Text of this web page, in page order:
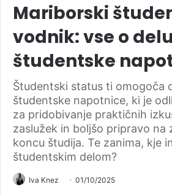
Mariborski
vodnik: vse o
študentske
Študentski status ti omogoča
študentske napotnice, ki je
za pridobivanje praktičnih
zaslužek in boljšo pripravo na
koncu študija. Te zanima, kje
študentskim delom?
Iva Knez 01/10/2025